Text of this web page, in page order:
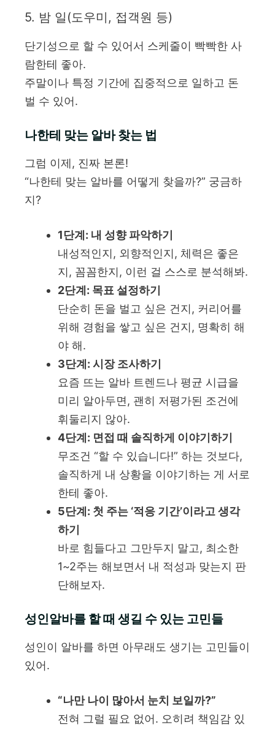
5. 밤 일(도우미, 접객원 등)
단기성으로 할 수 있어서 스케줄이 빡빡한 사
람한테 좋아.
주말이나 특정 기간에 집중적으로 일하고 돈
벌 수 있어.
나한테 맞는 알바 찾는 법
그럼 이제, 진짜 본론!
“나한테 맞는 알바를 어떻게 찾을까?” 궁금하
지?
1단계: 내 성향 파악하기
내성적인지, 외향적인지, 체력은 좋은
지, 꼼꼼한지, 이런 걸 스스로 분석해봐.
2단계: 목표 설정하기
단순히 돈을 벌고 싶은 건지, 커리어를
위해 경험을 쌓고 싶은 건지, 명확히 해
야 해.
3단계: 시장 조사하기
요즘 뜨는 알바 트렌드나 평균 시급을
미리 알아두면, 괜히 저평가된 조건에
휘둘리지 않아.
4단계: 면접 때 솔직하게 이야기하기
무조건 “할 수 있습니다!” 하는 것보다,
솔직하게 내 상황을 이야기하는 게 서로
한테 좋아.
5단계: 첫 주는 ‘적응 기간’이라고 생각
하기
바로 힘들다고 그만두지 말고, 최소한
1~2주는 해보면서 내 적성과 맞는지 판
단해보자.
성인알바를 할 때 생길 수 있는 고민들
성인이 알바를 하면 아무래도 생기는 고민들이
있어.
“나만 나이 많아서 눈치 보일까?”
전혀 그럴 필요 없어. 오히려 책임감 있